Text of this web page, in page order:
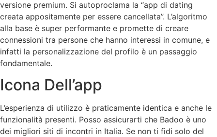
versione premium. Si autoproclama la “app di dating
creata appositamente per essere cancellata”. L’algoritmo
alla base è super performante e promette di creare
connessioni tra persone che hanno interessi in comune, e
infatti la personalizzazione del profilo è un passaggio
fondamentale.
Icona Dell’app
L’esperienza di utilizzo è praticamente identica e anche le
funzionalità presenti. Posso assicurarti che Badoo è uno
dei migliori siti di incontri in Italia. Se non ti fidi solo del